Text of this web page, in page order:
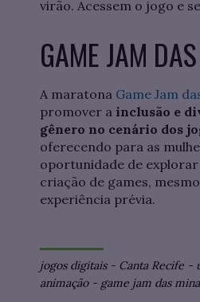
virão. Acessem o jogo e
GAME JAM
A maratona Game Jam
promover a inclusão e
gênero no cenário dos
oferecendo para as
oportunidade de
criação de games,
experiência prévia.
jogos digitais- Canta Recife -
animação- game jam das